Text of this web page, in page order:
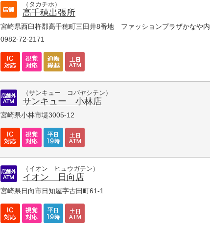
（タカチホ）
高千穂出張所
宮崎県西臼杵郡高千穂町三田井8番地 ファッションプラザかなや内
0982-72-2171
（サンキュー コバヤシテン）
サンキュー 小林店
宮崎県小林市堤3005-12
（イオン ヒュウガテン）
イオン 日向店
宮崎県日向市日知屋字古田町61-1